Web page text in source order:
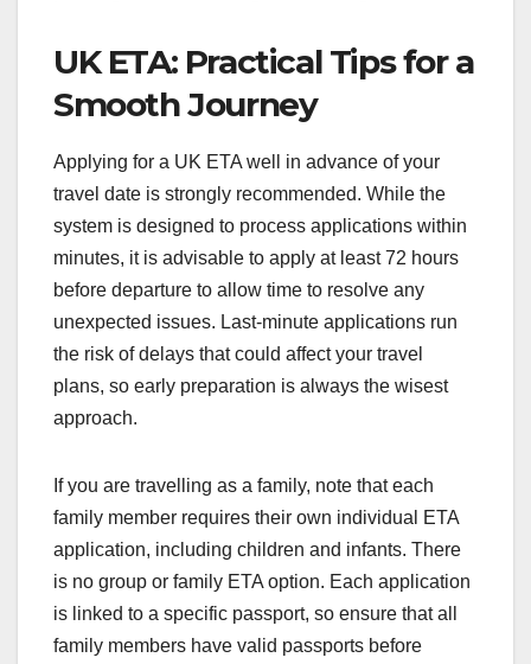
UK ETA: Practical Tips for a
Smooth Journey
Applying for a UK ETA well in advance of your
travel date is strongly recommended. While the
system is designed to process applications within
minutes, it is advisable to apply at least 72 hours
before departure to allow time to resolve any
unexpected issues. Last-minute applications run
the risk of delays that could affect your travel
plans, so early preparation is always the wisest
approach.
If you are travelling as a family, note that each
family member requires their own individual ETA
application, including children and infants. There
is no group or family ETA option. Each application
is linked to a specific passport, so ensure that all
family members have valid passports before